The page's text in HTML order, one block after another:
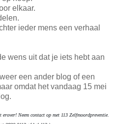
elkaar.
ieder mens een verhaal
wens uit dat je iets hebt aan
een ander blog of een
omdat het vandaag 15 mei
Neem contact op met 113 Zelfmoordpreventie.